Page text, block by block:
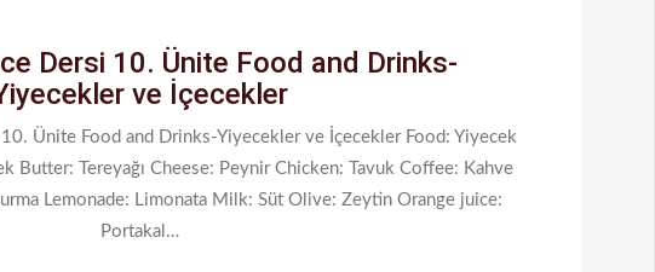
İngilizce
Ünite
And
Dersi 10. Ünite Food and Drinks-
ve İçecekler
10. Ünite Food and Drinks-Yiyecekler ve İçecekler Food: Yiyecek
Butter: Tereyağı Cheese: Peynir Chicken: Tavuk Coffee: Kahve
Lemonade: Limonata Milk: Süt Olive: Zeytin Orange juice:
Portakal…